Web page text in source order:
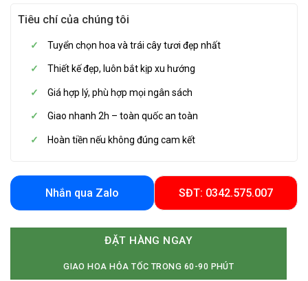
Tiêu chí của chúng tôi
Tuyển chọn hoa và trái cây tươi đẹp nhất
Thiết kế đẹp, luôn bắt kịp xu hướng
Giá hợp lý, phù hợp mọi ngân sách
Giao nhanh 2h – toàn quốc an toàn
Hoàn tiền nếu không đúng cam kết
Nhắn qua Zalo SĐT: 0342.575.007
ĐẶT HÀNG NGAY
GIAO HOA HỎA TỐC TRONG 60-90 PHÚT